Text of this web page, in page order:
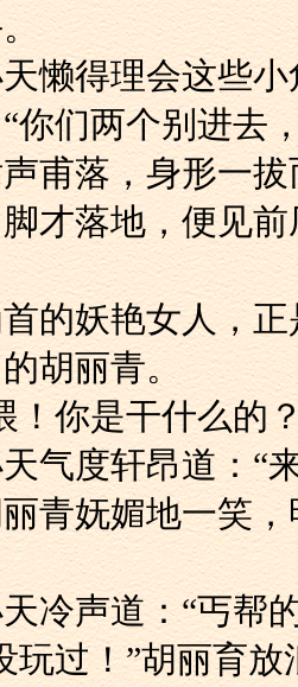
得理会这些小
你们两个别进去
落，身形一拔
才落地，便见
妖艳女人，正
胡丽青。
是干什么的
度轩昂道：“来
妩媚地一笑，
声道：“丐帮的
！”胡丽育放